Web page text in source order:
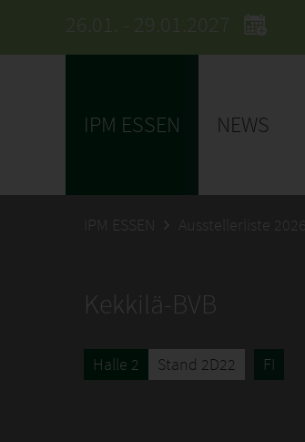
26.01. - 29.01.2027
IPM ESSEN NEWS
IPM ESSEN Ausstellerliste 2026
Kekkilä-BVB
Halle 2 Stand 2D22 FI